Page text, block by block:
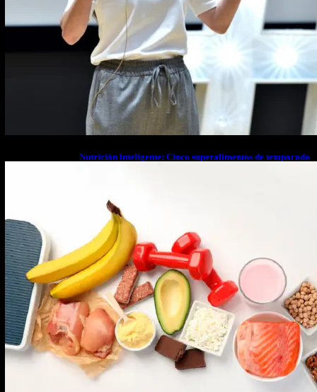
Nutrición inteligente: Cinco superalimentos de temporada